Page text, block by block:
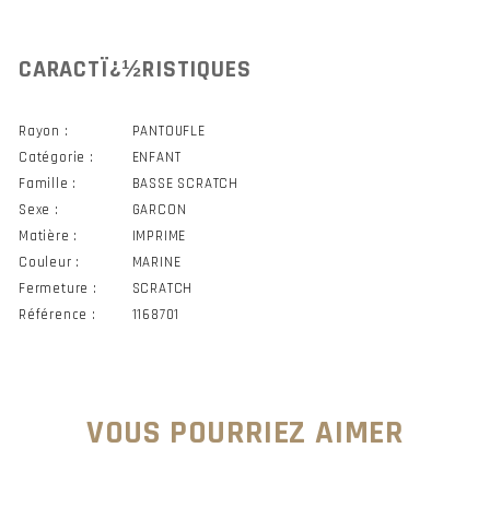
CARACTÏ¿½RISTIQUES
Rayon :
PANTOUFLE
Catégorie :
ENFANT
Famille :
BASSE SCRATCH
Sexe :
GARCON
Matière :
IMPRIME
Couleur :
MARINE
Fermeture :
SCRATCH
Référence :
1168701
VOUS POURRIEZ AIMER